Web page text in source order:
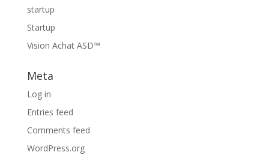
startup
Startup
Vision Achat ASD™
Meta
Log in
Entries feed
Comments feed
WordPress.org